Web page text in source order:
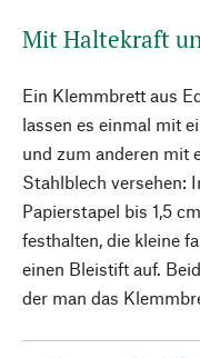
Mit Haltekraft
Ein Klemmbrett aus
lassen es einmal mit
und zum anderen mit
Stahlblech versehen:
Papierstapel bis 1,5
festhalten, die kleine
einen Bleistift auf.
der man das